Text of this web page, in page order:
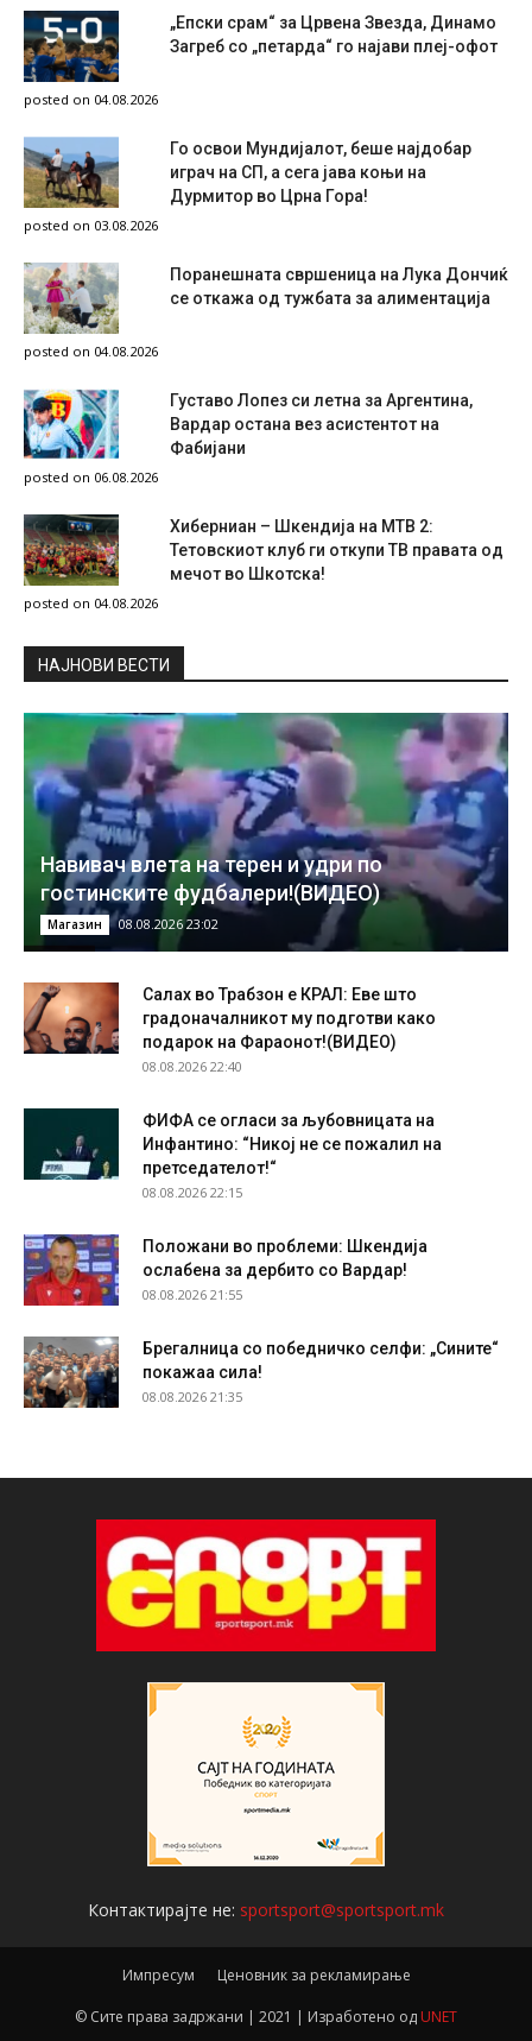
„Епски срам“ за Црвена Звезда, Динамо
Загреб со „петарда“ го најави плеј-офот
posted on 04.08.2026
Го освои Мундијалот, беше најдобар
играч на СП, а сега јава коњи на
Дурмитор во Црна Гора!
posted on 03.08.2026
Поранешната свршеница на Лука Дончиќ
се откажа од тужбата за алиментација
posted on 04.08.2026
Густаво Лопез си летна за Аргентина,
Вардар остана вез асистентот на
Фабијани
posted on 06.08.2026
Хиберниан – Шкендија на МТВ 2:
Тетовскиот клуб ги откупи ТВ правата од
мечот во Шкотска!
posted on 04.08.2026
НAЈНОВИ ВЕСТИ
Навивач влета на терен и удри по
гостинските фудбалери!(ВИДЕО)
Магазин 08.08.2026 23:02
Салах во Трабзон е КРАЛ: Еве што
градоначалникот му подготви како
подарок на Фараонот!(ВИДЕО)
08.08.2026 22:40
ФИФА се огласи за љубовницата на
Инфантино: “Никој не се пожалил на
претседателот!“
08.08.2026 22:15
Положани во проблеми: Шкендија
ослабена за дербито со Вардар!
08.08.2026 21:55
Брегалница со победничко селфи: „Сините“
покажаа сила!
08.08.2026 21:35
Контактирајте не: sportsport@sportsport.mk
Импресум Ценовник за рекламирање
© Сите права задржани | 2021 | Изработено од UNET